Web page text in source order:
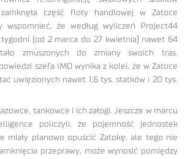
część floty handlowej w Zatoce
wspomnieć, że według wyliczeń Project44
(od 2 marca do 27 kwietnia) nawet 64
zmuszonych do zmiany swoich tras.
szefa IMO wynika z kolei, że w Zatoce
uwięzionych nawet 1,6 tys. statków i 20 tys.
tankowce i ich załogi. Jeszcze w marcu
policzyli, że pojemność jednostek
miały planowo opuścić Zatokę, ale tego nie
przeprawy, może wynosić pomiędzy